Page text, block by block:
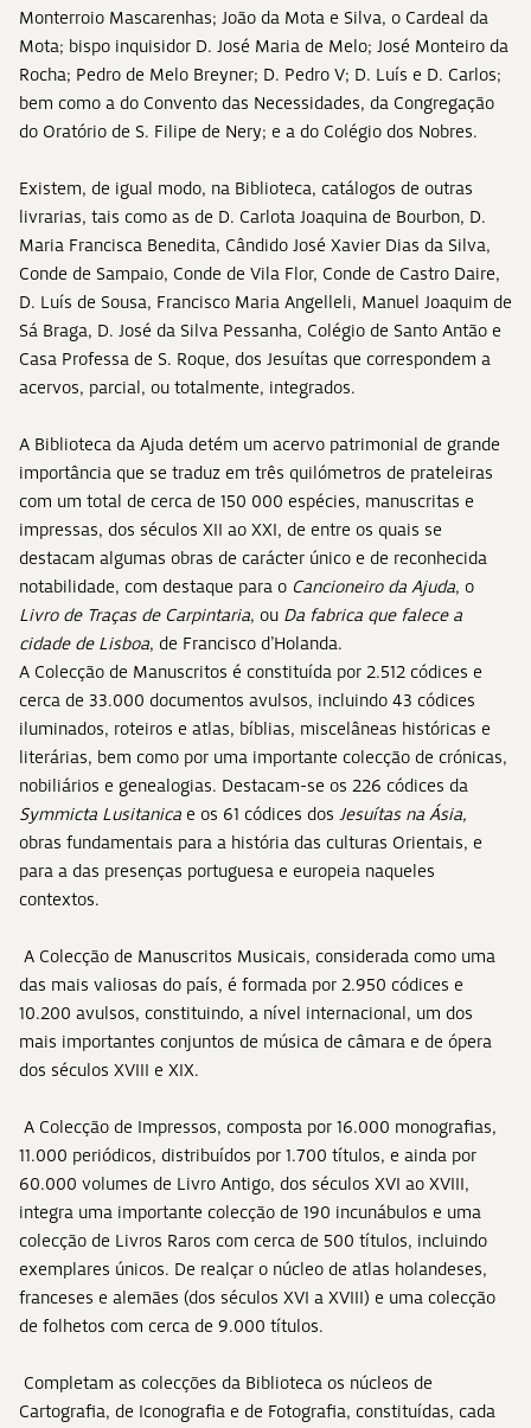
Monterroio Mascarenhas; João da Mota e Silva, o Cardeal da
Mota; bispo inquisidor D. José Maria de Melo; José Monteiro da
Rocha; Pedro de Melo Breyner; D. Pedro V; D. Luís e D. Carlos;
bem como a do Convento das Necessidades, da Congregação
do Oratório de S. Filipe de Nery; e a do Colégio dos Nobres.
Existem, de igual modo, na Biblioteca, catálogos de outras
livrarias, tais como as de D. Carlota Joaquina de Bourbon, D.
Maria Francisca Benedita, Cândido José Xavier Dias da Silva,
Conde de Sampaio, Conde de Vila Flor, Conde de Castro Daire,
D. Luís de Sousa, Francisco Maria Angelleli, Manuel Joaquim de
Sá Braga, D. José da Silva Pessanha, Colégio de Santo Antão e
Casa Professa de S. Roque, dos Jesuítas que correspondem a
acervos, parcial, ou totalmente, integrados.
A Biblioteca da Ajuda detém um acervo patrimonial de grande
importância que se traduz em três quilómetros de prateleiras
com um total de cerca de 150 000 espécies, manuscritas e
impressas, dos séculos XII ao XXI, de entre os quais se
destacam algumas obras de carácter único e de reconhecida
notabilidade, com destaque para o Cancioneiro da Ajuda, o
Livro de Traças de Carpintaria, ou Da fabrica que falece a
cidade de Lisboa, de Francisco d’Holanda.
A Colecção de Manuscritos é constituída por 2.512 códices e
cerca de 33.000 documentos avulsos, incluindo 43 códices
iluminados, roteiros e atlas, bíblias, miscelâneas históricas e
literárias, bem como por uma importante colecção de crónicas,
nobiliários e genealogias. Destacam-se os 226 códices da
Symmicta Lusitanica e os 61 códices dos Jesuítas na Ásia,
obras fundamentais para a história das culturas Orientais, e
para a das presenças portuguesa e europeia naqueles
contextos.
A Colecção de Manuscritos Musicais, considerada como uma
das mais valiosas do país, é formada por 2.950 códices e
10.200 avulsos, constituindo, a nível internacional, um dos
mais importantes conjuntos de música de câmara e de ópera
dos séculos XVIII e XIX.
A Colecção de Impressos, composta por 16.000 monografias,
11.000 periódicos, distribuídos por 1.700 títulos, e ainda por
60.000 volumes de Livro Antigo, dos séculos XVI ao XVIII,
integra uma importante colecção de 190 incunábulos e uma
colecção de Livros Raros com cerca de 500 títulos, incluindo
exemplares únicos. De realçar o núcleo de atlas holandeses,
franceses e alemães (dos séculos XVI a XVIII) e uma colecção
de folhetos com cerca de 9.000 títulos.
Completam as colecções da Biblioteca os núcleos de
Cartografia, de Iconografia e de Fotografia, constituídas, cada